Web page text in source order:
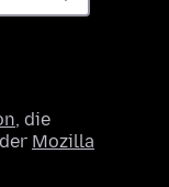
, die
Mozilla